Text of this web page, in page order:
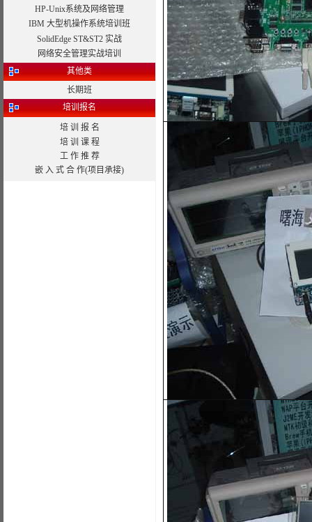
HP-Unix系统及网络管理
IBM 大型机操作系统培训班
SolidEdge ST&ST2 实战
网络安全管理实战培训
其他类
长期班
培训报名
培 训 报 名
培 训 课 程
工 作 推 荐
嵌 入 式 合 作(项目承接)